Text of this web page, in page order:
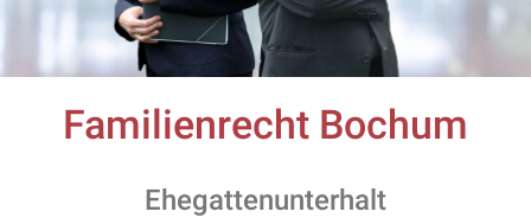
Familienrecht Bochum
Ehegattenunterhalt